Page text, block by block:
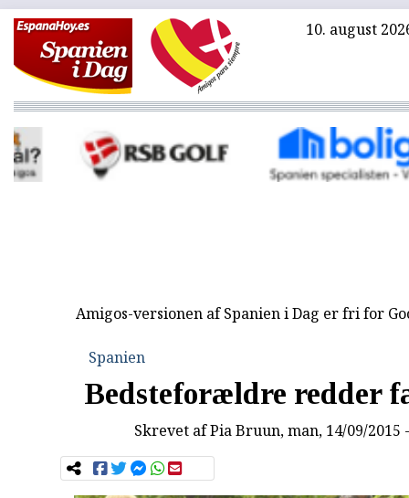
10. august
Amigos-versionen af Spanien i Dag er fri for
Spanien
Bedsteforældre redder
Skrevet afPia Bruun, man, 14/09/2015